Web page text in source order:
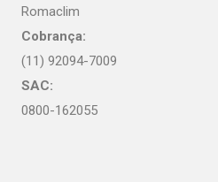
Romaclim
Cobrança:
(11) 92094-7009
SAC:
0800-162055